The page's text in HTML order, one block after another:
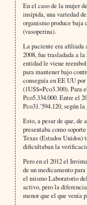
En el caso de la mujer
insípida, una variedad
organismo produce
(vasoperina).
La paciente era afiliada
2008, fue trasladada a
entidad le viene
para mantener bajo
conseguía en EE UU por
(1US$=Pco3.300). Para
Pco5.334.000. Entre el
Pco31.’594.120, según
Esto, a pesar de que, de
presentaba como
Texas (Estados Unidos)
dificultaban la
Pero en el 2012 el
de un medicamento
el mismo Laboratorio
activo, pero la
menor que el que venía